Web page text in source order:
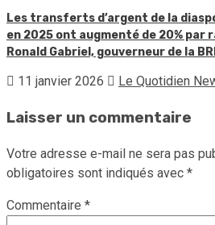
Les transferts d’argent de la
en 2025 ont augmenté de 20% par
Ronald Gabriel, gouverneur de la
11 janvier 2026 Le Quotidien
Laisser un commentaire
Votre adresse e-mail ne sera pas
obligatoires sont indiqués avec *
Commentaire *